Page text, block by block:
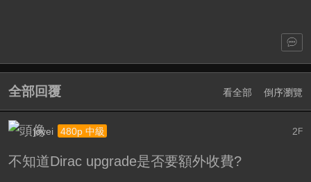
全部回覆 看全部 倒序瀏覽
2F
joyei 480p 中級
不知道Dirac upgrade是否要額外收費?